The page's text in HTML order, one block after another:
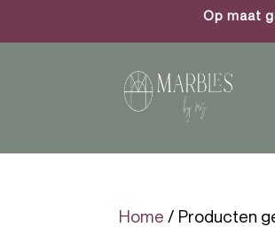
Op maat
Home / Producten